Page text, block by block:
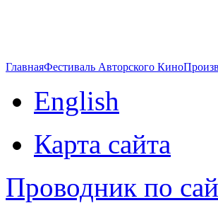
ГлавнаяФестиваль Авторского Кино
English
Карта сайта
Проводник по